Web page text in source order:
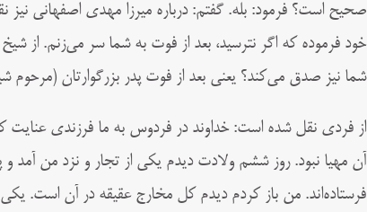
صحیح است؟ فرمود: بله. گفتم: درباره میرزا مهدی اصفهانی نیز
خود فرموده که اگر نترسید، بعد از فوت به شما سر می‌زنم. از
شما نیز صدق می‌کند؟ یعنی بعد از فوت پدر بزرگوارتان (مرحوم
از فردی نقل شده است: خداوند در فردوس به ما فرزندی عنایت
آن مهیا نبود. روز ششم ولادت دیدم یکی از تجار و نزد من آمد
فرستاده‌اند. من باز کردم دیدم کل مخارج عقیقه در آن است.